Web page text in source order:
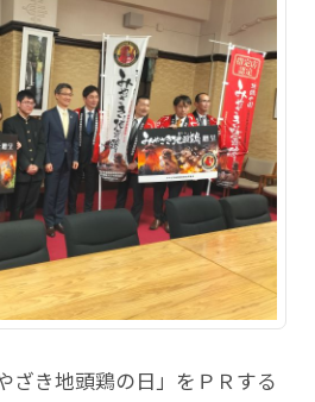
ざき地頭鶏の日」をＰＲする